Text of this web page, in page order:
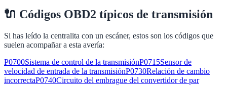
🔌 Códigos OBD2 típicos de transmisión
Si has leído la centralita con un escáner, estos son los códigos que
suelen acompañar a esta avería:
P0700Sistema de control de la transmisiónP0715Sensor de
velocidad de entrada de la transmisiónP0730Relación de cambio
incorrectaP0740Circuito del embrague del convertidor de par